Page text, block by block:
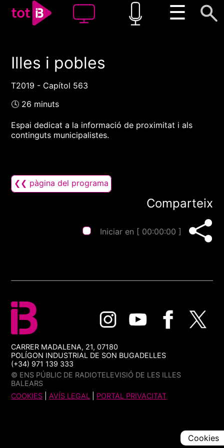
☰
00:00 00:00
1x
Illes i pobles
T2019 - Capítol 563
🕓 26 minuts
Espai dedicat a la informació de proximitat i als
continguts municipalistes.
❮❮ pàgina del programa
Comparteix
Iniciar en [ 00:00:00 ]
CARRER MADALENA, 21, 07180
POLÍGON INDUSTRIAL DE SON BUGADELLES
(+34) 971 139 333
© ENS PÚBLIC DE RADIOTELEVISIÓ DE LES ILLES
BALEARS
COOKIES |AVÍS LEGAL PORTAL PRIVACITAT
Cookies